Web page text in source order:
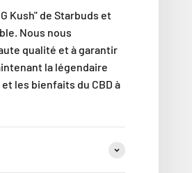
Kush" de Starbuds et
Nous nous
qualité et à garantir
la légendaire
les bienfaits du CBD à